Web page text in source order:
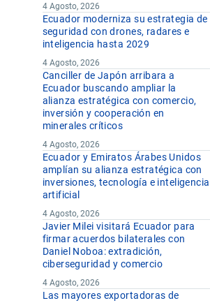
u
4 Agosto, 2026
Ecuador moderniza su estrategia de
seguridad con drones, radares e
inteligencia hasta 2029
4 Agosto, 2026
Canciller de Japón arribara a
Ecuador buscando ampliar la
alianza estratégica con comercio,
inversión y cooperación en
minerales críticos
4 Agosto, 2026
Ecuador y Emiratos Árabes Unidos
amplían su alianza estratégica con
inversiones, tecnología e inteligencia
artificial
4 Agosto, 2026
Javier Milei visitará Ecuador para
firmar acuerdos bilaterales con
Daniel Noboa: extradición,
ciberseguridad y comercio
4 Agosto, 2026
Las mayores exportadoras de